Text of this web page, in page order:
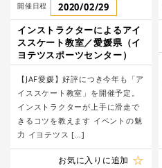
開催日程
2020/02/29
インストラクターによるアイ
ススケート教室／愛媛県（イ
ヨテツスポーツセンター）
【JAF愛媛】好評につき今年も「ア
イススケート教室」を開催予定。
インストラクターが上手に滑走で
きるコツを教えます イベントの魅
力 イヨテツス […]
お気に入りに追加